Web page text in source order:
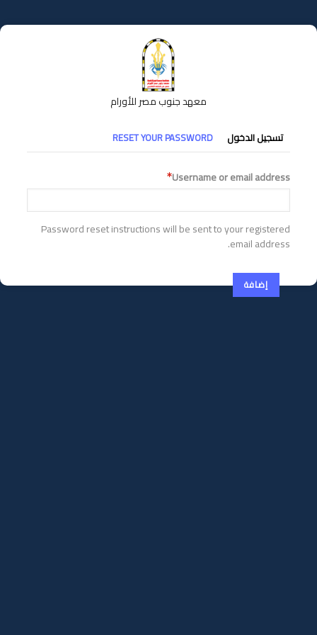
إلى
المحتوى
معهد جنوب مصر للأورام
التبويبات
الأساسية
تسجيل الدخول RESET YOUR PASSWORD
Username or email address
Password reset instructions will be sent to your registered
email address.